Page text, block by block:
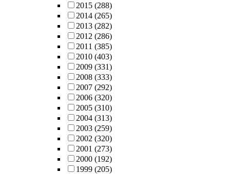
2015 (288)
2014 (265)
2013 (282)
2012 (286)
2011 (385)
2010 (403)
2009 (331)
2008 (333)
2007 (292)
2006 (320)
2005 (310)
2004 (313)
2003 (259)
2002 (320)
2001 (273)
2000 (192)
1999 (205)